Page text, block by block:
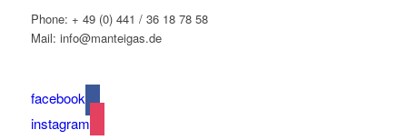
Phone: + 49 (0) 441 / 36 18 78 58
Mail: info@manteigas.de
facebook
instagram